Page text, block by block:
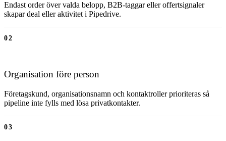
Endast order över valda belopp, B2B-taggar eller offertsignaler
skapar deal eller aktivitet i Pipedrive.
02
Organisation före person
Företagskund, organisationsnamn och kontaktroller prioriteras så
pipeline inte fylls med lösa privatkontakter.
03